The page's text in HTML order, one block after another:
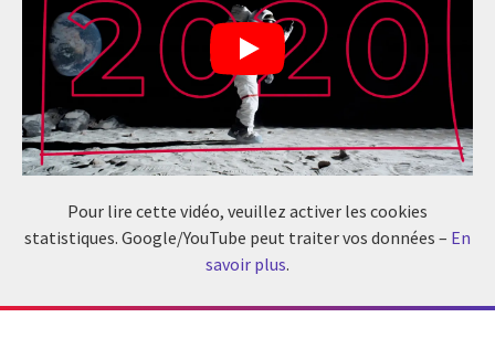
Pour lire cette vidéo, veuillez activer les cookies
statistiques. Google/YouTube peut traiter vos données – En
savoir plus.